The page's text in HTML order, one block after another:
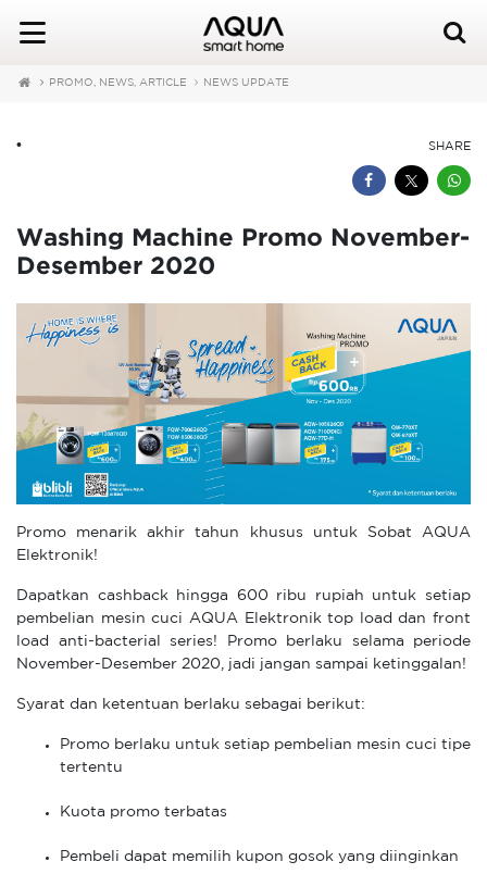
PROMO, NEWS, ARTICLE NEWS UPDATE
SHARE
•
Washing Machine Promo November-
Desember 2020
Promo menarik akhir tahun khusus untuk Sobat AQUA
Elektronik!
Dapatkan cashback hingga 600 ribu rupiah untuk setiap
pembelian mesin cuci AQUA Elektronik top load dan front
load anti-bacterial series! Promo berlaku selama periode
November-Desember 2020, jadi jangan sampai ketinggalan!
Syarat dan ketentuan berlaku sebagai berikut:
Promo berlaku untuk setiap pembelian mesin cuci tipe
tertentu
Kuota promo terbatas
Pembeli dapat memilih kupon gosok yang diinginkan